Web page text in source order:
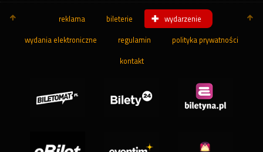
reklama bileterie wydarzenie
wydania elektroniczne regulamin polityka prywatności
kontakt